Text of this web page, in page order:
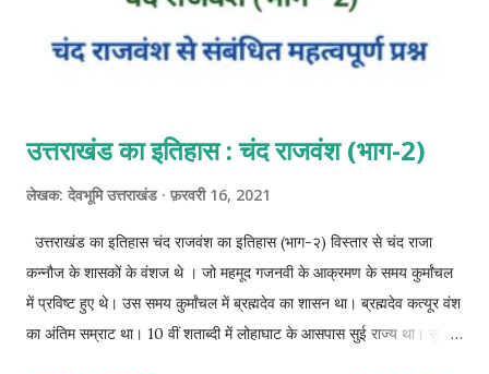
उत्तराखंड का इतिहास : चंद राजवंश (भाग-2)
लेखक: देवभूमि उत्तराखंड फ़रवरी 16, 2021
उत्तराखंड का इतिहास चंद राजवंश का इतिहास (भाग-२) विस्तार से चंद राजा
कन्नौज के शासकों के वंशज थे । जो महमूद गजनवी के आक्रमण के समय कुर्मांचल
में प्रविष्ट हुए थे। उस समय कुर्मांचल में ब्रह्मदेव का शासन था। ब्रह्मदेव कत्यूर वंश
का अंतिम सम्राट था। 10 वीं शताब्दी में लोहाघाट के आसपास सुई राज्य था। सुई